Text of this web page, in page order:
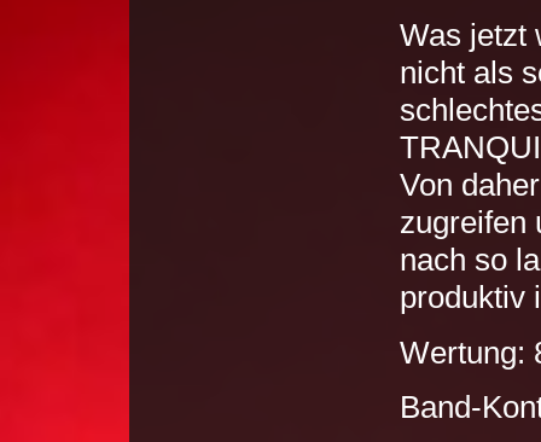
Was jetzt
nicht als
Von
zugreifen
nach so
produktiv
Wertung:
Band-